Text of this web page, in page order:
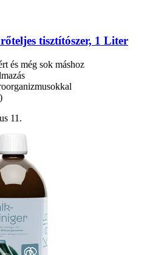
tisztítószer, 1 Liter
és még sok máshoz
11.